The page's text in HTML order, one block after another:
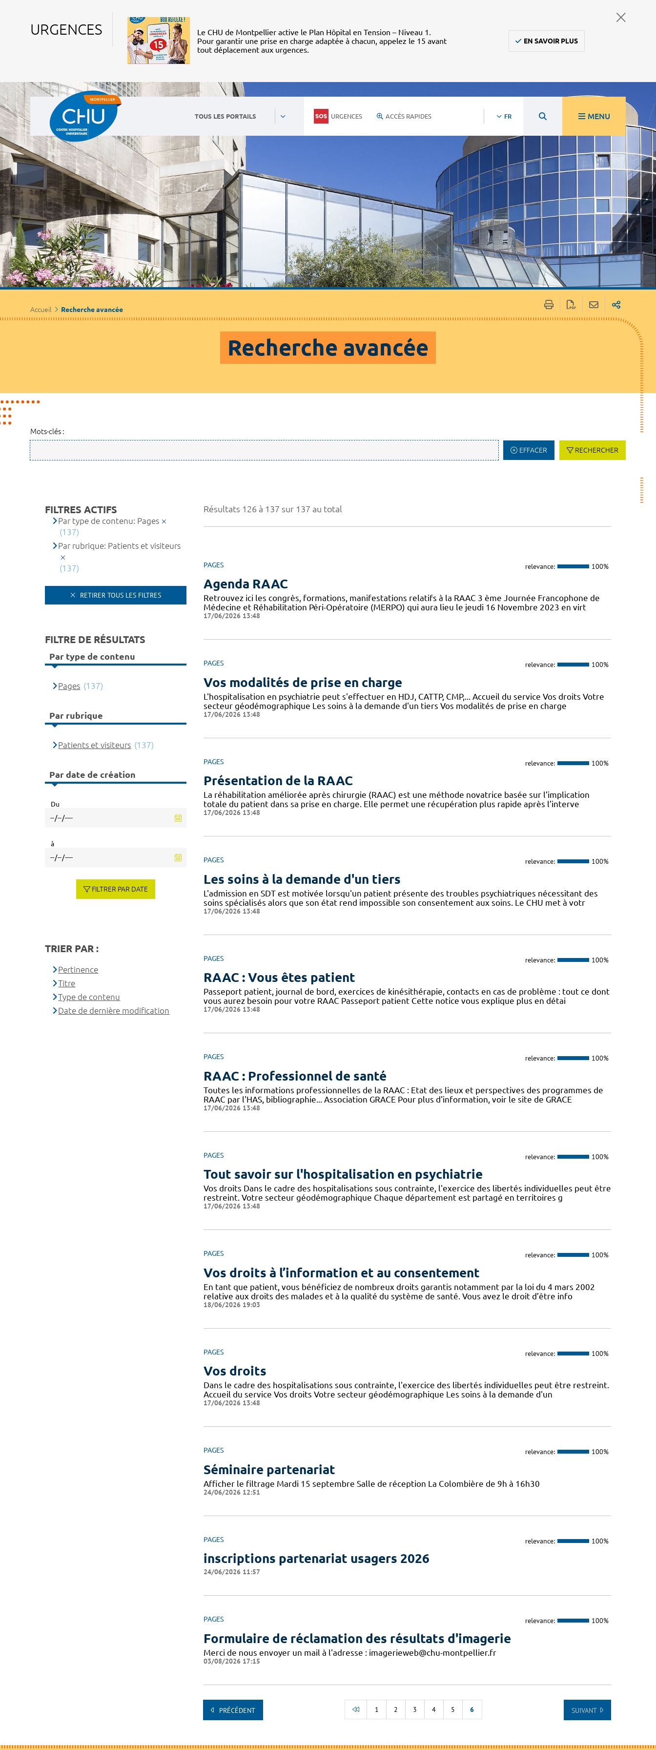
URGENCES
Le CHU de Montpellier active le Plan Hôpital en Tension – Niveau 1.
Pour garantir une prise en charge adaptée à chacun, appelez le 15 avant
tout déplacement aux urgences.
EN SAVOIR PLUS
TOUS LES PORTAILS URGENCES ACCÈS RAPIDES FR MENU
Accueil Recherche avancée
Recherche avancée
Mots-clés :
EFFACER RECHERCHER
Résultats 126 à 137 sur 137 au total
PAGES relevance: 100%
Agenda RAAC
Retrouvez ici les congrès, formations, manifestations relatifs à la RAAC 3 ème Journée Francophone de
Médecine et Réhabilitation Péri-Opératoire (MERPO) qui aura lieu le jeudi 16 Novembre 2023 en virt
17/06/2026 13:48
PAGES relevance: 100%
Vos modalités de prise en charge
L'hospitalisation en psychiatrie peut s'effectuer en HDJ, CATTP, CMP,... Accueil du service Vos droits Votre
secteur géodémographique Les soins à la demande d'un tiers Vos modalités de prise en charge
17/06/2026 13:48
PAGES relevance: 100%
Présentation de la RAAC
La réhabilitation améliorée après chirurgie (RAAC) est une méthode novatrice basée sur l’implication
totale du patient dans sa prise en charge. Elle permet une récupération plus rapide après l’interve
17/06/2026 13:48
PAGES relevance: 100%
Les soins à la demande d'un tiers
L'admission en SDT est motivée lorsqu'un patient présente des troubles psychiatriques nécessitant des
soins spécialisés alors que son état rend impossible son consentement aux soins. Le CHU met à votr
17/06/2026 13:48
PAGES relevance: 100%
RAAC : Vous êtes patient
Passeport patient, journal de bord, exercices de kinésithérapie, contacts en cas de problème : tout ce dont
vous aurez besoin pour votre RAAC Passeport patient Cette notice vous explique plus en détai
17/06/2026 13:48
PAGES relevance: 100%
RAAC : Professionnel de santé
Toutes les informations professionnelles de la RAAC : Etat des lieux et perspectives des programmes de
RAAC par l'HAS, bibliographie... Association GRACE Pour plus d'information, voir le site de GRACE
17/06/2026 13:48
PAGES relevance: 100%
Tout savoir sur l'hospitalisation en psychiatrie
Vos droits Dans le cadre des hospitalisations sous contrainte, l'exercice des libertés individuelles peut être
restreint. Votre secteur géodémographique Chaque département est partagé en territoires g
17/06/2026 13:48
PAGES relevance: 100%
Vos droits à l’information et au consentement
En tant que patient, vous bénéficiez de nombreux droits garantis notamment par la loi du 4 mars 2002
relative aux droits des malades et à la qualité du système de santé. Vous avez le droit d’être info
18/06/2026 19:03
PAGES relevance: 100%
Vos droits
Dans le cadre des hospitalisations sous contrainte, l'exercice des libertés individuelles peut être restreint.
Accueil du service Vos droits Votre secteur géodémographique Les soins à la demande d'un
17/06/2026 13:48
PAGES relevance: 100%
Séminaire partenariat
Afficher le filtrage Mardi 15 septembre Salle de réception La Colombière de 9h à 16h30
24/06/2026 12:51
PAGES relevance: 100%
inscriptions partenariat usagers 2026
24/06/2026 11:57
PAGES relevance: 100%
Formulaire de réclamation des résultats d'imagerie
Merci de nous envoyer un mail à l'adresse : imagerieweb@chu-montpellier.fr
03/08/2026 17:15
PRÉCÉDENT 1 2 3 4 5 6 SUIVANT
FILTRES ACTIFS
Par type de contenu: Pages
(137)
Par rubrique: Patients et visiteurs
(137)
RETIRER TOUS LES FILTRES
FILTRE DE RÉSULTATS
Par type de contenu
Pages (137)
Par rubrique
Patients et visiteurs (137)
Par date de création
Du
à
FILTRER PAR DATE
TRIER PAR :
Pertinence
Titre
Type de contenu
Date de dernière modification